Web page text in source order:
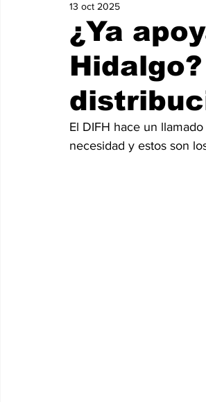
¿Ya
13 oct 2025
El DIFH hace un
necesidad y estos son